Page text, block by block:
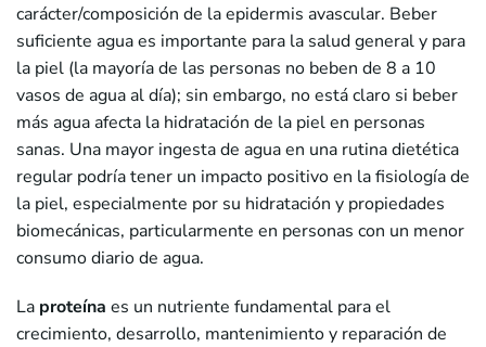
carácter/composición de la epidermis avascular. Beber
suficiente agua es importante para la salud general y para
la piel (la mayoría de las personas no beben de 8 a 10
vasos de agua al día); sin embargo, no está claro si beber
más agua afecta la hidratación de la piel en personas
sanas. Una mayor ingesta de agua en una rutina dietética
regular podría tener un impacto positivo en la fisiología de
la piel, especialmente por su hidratación y propiedades
biomecánicas, particularmente en personas con un menor
consumo diario de agua.
La proteína es un nutriente fundamental para el
crecimiento, desarrollo, mantenimiento y reparación de